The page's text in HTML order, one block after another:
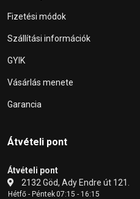
Fizetési módok
Szállítási információk
GYIK
Vásárlás menete
Garancia
Átvételi pont
Átvételi pont
2132 Göd, Ady Endre út 121.
Hétfő - Péntek07:15 - 16:15